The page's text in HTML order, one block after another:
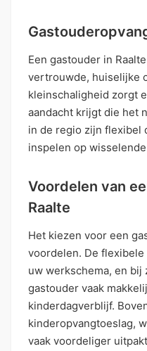
Een gastouder in
vertrouwde, huiselijke
kleinschaligheid zorgt
aandacht krijgt die het
in de regio zijn flexibel
inspelen op
Voordelen van
Raalte
Het kiezen voor een
voordelen. De
uw werkschema, en bij
gastouder vaak
kinderdagverblijf.
kinderopvangtoeslag,
vaak voordeliger